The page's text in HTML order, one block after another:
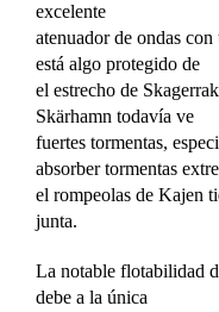
excelente
atenuador de ondas
está algo protegido de
el estrecho de
Skärhamn todavía ve
fuertes tormentas,
absorber tormentas
el rompeolas de Kajen
junta.
La notable flotabilidad
debe a la única